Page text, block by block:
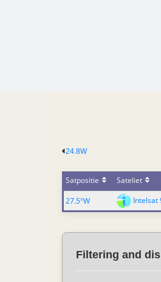
24.8W
Satpositie Sateliet
27.5°W
Intelsat
Filtering and